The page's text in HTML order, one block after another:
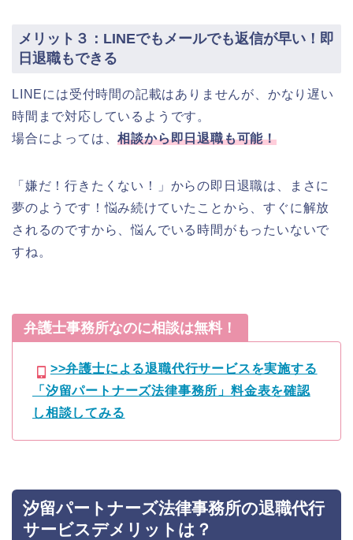
メリット３：LINEでもメールでも返信が早い！即
日退職もできる
LINEには受付時間の記載はありませんが、かなり遅い
時間まで対応しているようです。
場合によっては、相談から即日退職も可能！
「嫌だ！行きたくない！」からの即日退職は、まさに
夢のようです！悩み続けていたことから、すぐに解放
されるのですから、悩んでいる時間がもったいないで
すね。
弁護士事務所なのに相談は無料！
>>弁護士による退職代行サービスを実施する
「汐留パートナーズ法律事務所」料金表を確認
し相談してみる
汐留パートナーズ法律事務所の退職代行
サービスデメリットは？